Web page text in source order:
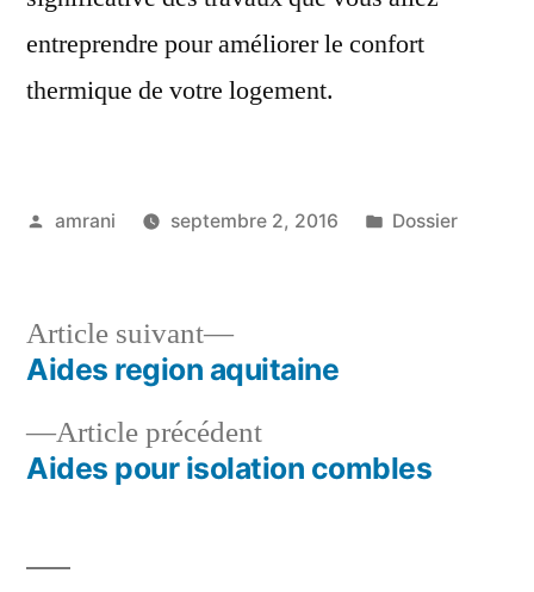
entreprendre pour améliorer le confort
thermique de votre logement.
Publié
amrani septembre 2, 2016
Publié
Dossier
Navigation
de
l’article
Article précédentArticle
précédent :
Aides pour isolation combles
Article suivant
Article
suivant :
Aides region aquitaine